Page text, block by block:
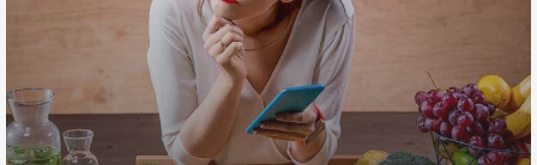
اشتراک
بگذارید.